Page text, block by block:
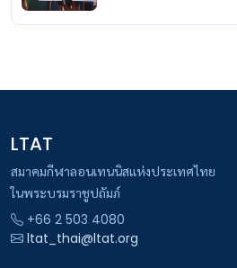
LTAT
สมาคมกีฬาลอนเทนนิสแห่งประเทศไทย
ในพระบรมราชูปถัมภ์
+66 2 503 4080
ltat_thai@ltat.org